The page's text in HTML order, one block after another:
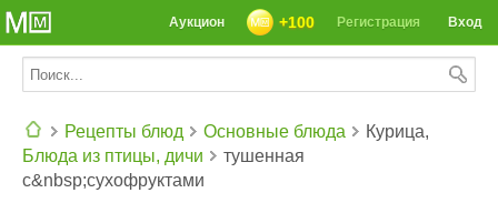
СЕГОДНЯ: 39142 РЕЦЕПТА
Вход
Регистрация
+100
Аукцион
Рецепты блюд
Основные блюда
Блюда из птицы, дичи
Курица,
тушенная
с&nbsp;сухофруктами